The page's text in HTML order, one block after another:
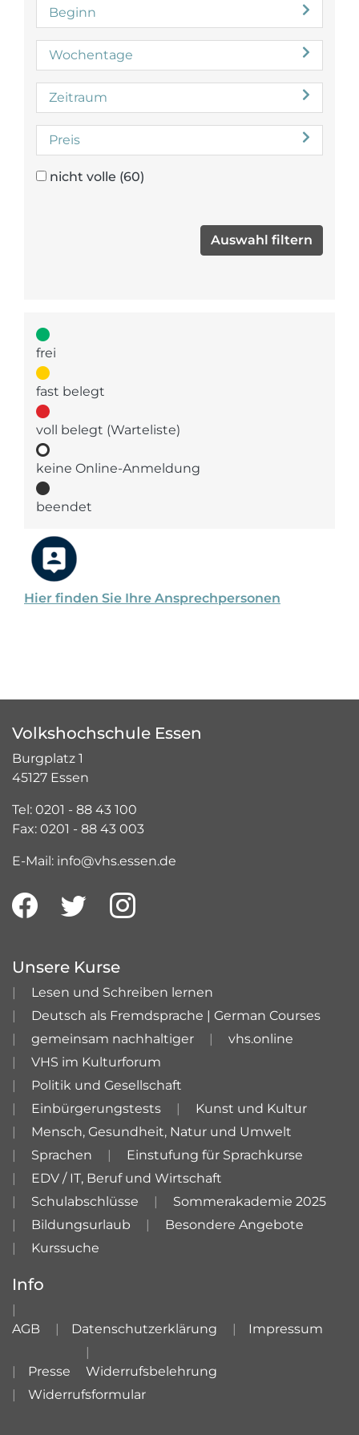
Hier finden Sie Ihre Ansprechpersonen
Beginn
Wochentage
Zeitraum
Preis
nicht volle (60)
frei
fast belegt
voll belegt (Warteliste)
keine Online-Anmeldung
beendet
Volkshochschule Essen
Burgplatz 1
45127 Essen
Tel: 0201 - 88 43 100
Fax: 0201 - 88 43 003
E-Mail: info@vhs.essen.de
Unsere Kurse
Lesen und Schreiben lernen
Deutsch als Fremdsprache | German Courses
gemeinsam nachhaltiger
vhs.online
VHS im Kulturforum
Politik und Gesellschaft
Einbürgerungstests
Kunst und Kultur
Mensch, Gesundheit, Natur und Umwelt
Sprachen
Einstufung für Sprachkurse
EDV / IT, Beruf und Wirtschaft
Schulabschlüsse
Sommerakademie 2025
Bildungsurlaub
Besondere Angebote
Kurssuche
Info
AGB Datenschutzerklärung Impressum
Presse
Widerrufsbelehrung
Widerrufsformular